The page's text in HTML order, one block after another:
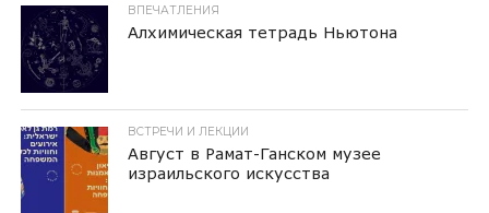
ВПЕЧАТЛЕНИЯ
Алхимическая тетрадь Ньютона
ВСТРЕЧИ И ЛЕКЦИИ
Август в Рамат-Ганском музее
израильского искусства